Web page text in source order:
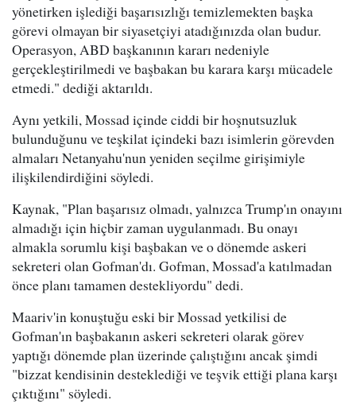
yönetirken işlediği başarısızlığı temizlemekten başka
görevi olmayan bir siyasetçiyi atadığınızda olan budur.
Operasyon, ABD başkanının kararı nedeniyle
gerçekleştirilmedi ve başbakan bu karara karşı mücadele
etmedi." dediği aktarıldı.
Aynı yetkili, Mossad içinde ciddi bir hoşnutsuzluk
bulunduğunu ve teşkilat içindeki bazı isimlerin görevden
almaları Netanyahu'nun yeniden seçilme girişimiyle
ilişkilendirdiğini söyledi.
Kaynak, "Plan başarısız olmadı, yalnızca Trump'ın onayını
almadığı için hiçbir zaman uygulanmadı. Bu onayı
almakla sorumlu kişi başbakan ve o dönemde askeri
sekreteri olan Gofman'dı. Gofman, Mossad'a katılmadan
önce planı tamamen destekliyordu" dedi.
Maariv'in konuştuğu eski bir Mossad yetkilisi de
Gofman'ın başbakanın askeri sekreteri olarak görev
yaptığı dönemde plan üzerinde çalıştığını ancak şimdi
"bizzat kendisinin desteklediği ve teşvik ettiği plana karşı
çıktığını" söyledi.